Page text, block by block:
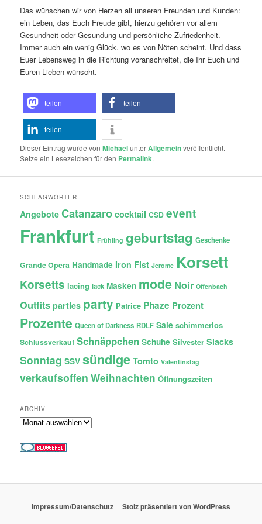
Das wünschen wir von Herzen all unseren Freunden und Kunden:
ein Leben, das Euch Freude gibt, hierzu gehören vor allem
Gesundheit oder Gesundung und persönliche Zufriedenheit.
Immer auch ein wenig Glück. wo es von Nöten scheint. Und dass
Euer Lebensweg in die Richtung voranschreitet, die Ihr Euch und
Euren Lieben wünscht.
teilen teilen
teilen
Dieser Eintrag wurde vonMichaelunterAllgemeinveröffentlicht.
Setze ein Lesezeichen für den Permalink.
SCHLAGWÖRTER
Angebote Catanzaro cocktail CSD event
Frankfurt Frühling geburtstag Geschenke
Grande Opera Handmade Iron Fist Jerome Korsett
Korsetts lacing lack Masken mode Noir Offenbach
Outfits parties party Patrice Phaze Prozent
Prozente Queen of Darkness RDLF Sale schimmerlos
Schlussverkauf Schnäppchen Schuhe Silvester Slacks
Sonntag SSV sündige Tomto Valentinstag
verkaufsoffen Weihnachten Öffnungszeiten
ARCHIV
Archiv
Impressum/Datenschutz Stolz präsentiert von WordPress